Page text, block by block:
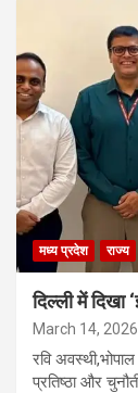
मध्य प्रदेश राज्य
दिल्ली में दिखा
March 14, 2026
रवि
प्रतिष्ठा और